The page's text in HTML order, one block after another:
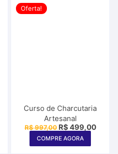
Oferta!
Curso de Charcutaria
Artesanal
R$997,00 O
preço
original
era:
R$499,00O
COMPRE AGORA